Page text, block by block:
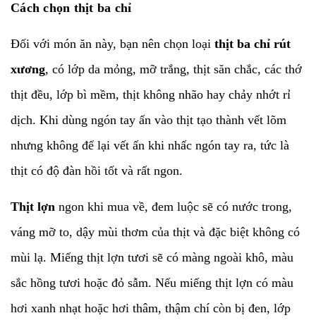
Cách chọn thịt ba chỉ
Đối với món ăn này, bạn nên chọn loại thịt ba chỉ rút
xương, có lớp da mỏng, mỡ trắng, thịt săn chắc, các thớ
thịt đều, lớp bì mềm, thịt không nhão hay chảy nhớt rỉ
dịch. Khi dùng ngón tay ấn vào thịt tạo thành vết lõm
nhưng không để lại vết ấn khi nhấc ngón tay ra, tức là
thịt có độ đàn hồi tốt và rất ngon.
Thịt lợn ngon khi mua về, đem luộc sẽ có nước trong,
váng mỡ to, dậy mùi thơm của thịt và đặc biệt không có
mùi lạ. Miếng thịt lợn tươi sẽ có màng ngoài khô, màu
sắc hồng tươi hoặc đỏ sẫm. Nếu miếng thịt lợn có màu
hơi xanh nhạt hoặc hơi thâm, thậm chí còn bị đen, lớp